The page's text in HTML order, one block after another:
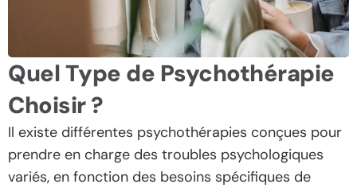
Quel Type de Psychothérapie
Choisir ?
Il existe différentes psychothérapies conçues pour
prendre en charge des troubles psychologiques
variés, en fonction des besoins spécifiques de